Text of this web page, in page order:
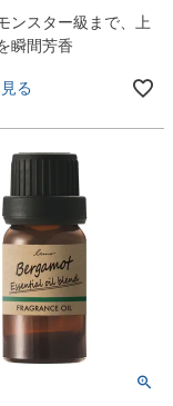
ンスター級まで、上
瞬間芳香
る